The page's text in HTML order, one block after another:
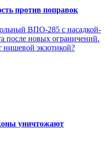
против поправок
ВПО-285 с насадкой-
после новых ограничений.
нишевой экзотикой?
уничтожают